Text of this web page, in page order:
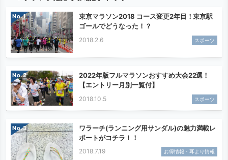
No.
東京マラソン2018 コース変更2年目！東京駅
ゴールでどうなった！？
2018.2.6 スポーツ
No.
2022年版フルマラソンおすすめ大会22選！
【エントリー月別一覧付】
2018.10.5 スポーツ
No.
ワラーチ(ランニング用サンダル)の魅力満載レ
ポートがコチラ！！
2018.7.19 お得情報・耳より情報